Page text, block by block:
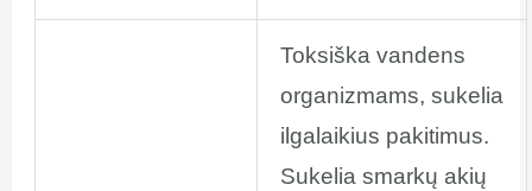
Toksiška vandens
organizmams, sukelia
ilgalaikius pakitimus.
Sukelia smarkų akių